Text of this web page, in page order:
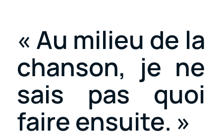
« Au milieu de la
chanson, je ne
sais pas quoi
faire ensuite. »